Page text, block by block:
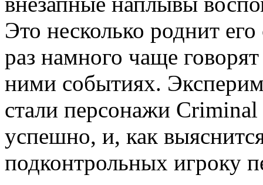
Это несколько роднит
раз намного чаще
ними событиях.
стали персонажи
успешно, и, как
подконтрольных игроку